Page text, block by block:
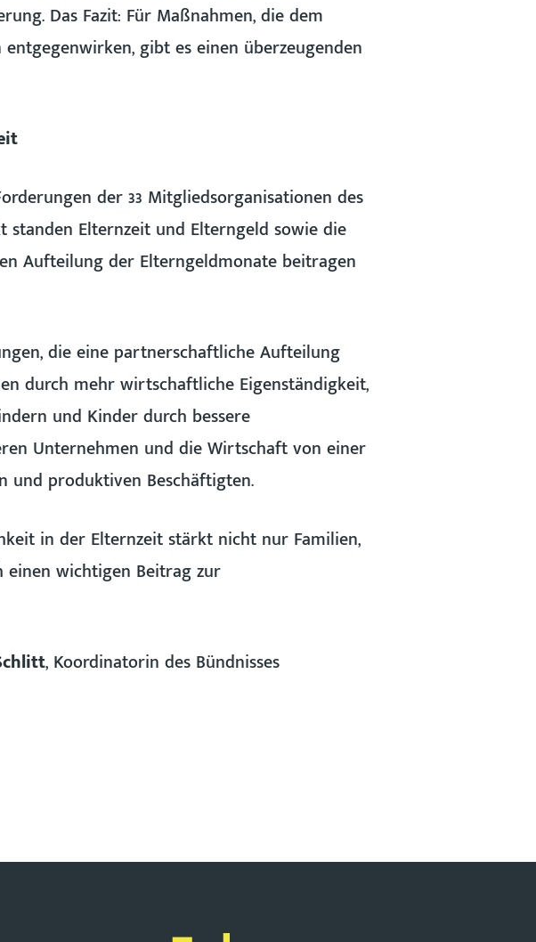
Das Fazit: Für Maßnahmen, die dem
gibt es einen überzeugenden
der 33 Mitgliedsorganisationen des
Elternzeit und Elterngeld sowie die
Aufteilung der Elterngeldmonate beitragen
die eine partnerschaftliche Aufteilung
durch mehr wirtschaftliche Eigenständigkeit,
und Kinder durch bessere
Unternehmen und die Wirtschaft von einer
und produktiven Beschäftigten.
in der Elternzeit stärkt nicht nur Familien,
wichtigen Beitrag zur
, Koordinatorin des Bündnisses